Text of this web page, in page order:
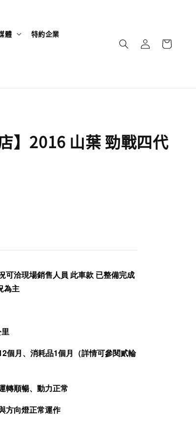
體 特約企業
】2016 山葉 勁戰四代
可洽現場銷售人員 此車款 已整備完成
為主
個月、消耗品1個月（詳情可參閱貳輪
轉順暢、動力正常
方向燈正常運作